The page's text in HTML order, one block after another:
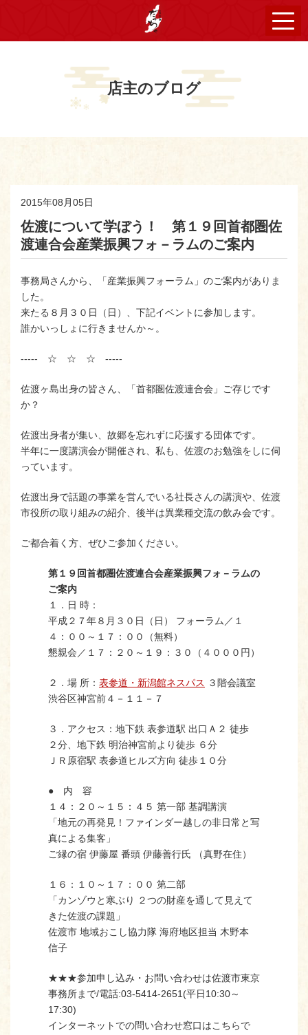
店主のブログ
2015年08月05日
佐渡について学ぼう！ 第１９回首都圏佐
渡連合会産業振興フォ－ラムのご案内
事務局さんから、「産業振興フォーラム」のご案内がありま
した。
来たる８月３０日（日）、下記イベントに参加します。
誰かいっしょに行きませんか～。
----- ☆ ☆ ☆ -----
佐渡ヶ島出身の皆さん、「首都圏佐渡連合会」ご存じです
か？
佐渡出身者が集い、故郷を忘れずに応援する団体です。
半年に一度講演会が開催され、私も、佐渡のお勉強をしに伺
っています。
佐渡出身で話題の事業を営んでいる社長さんの講演や、佐渡
市役所の取り組みの紹介、後半は異業種交流の飲み会です。
ご都合着く方、ぜひご参加ください。
第１９回首都圏佐渡連合会産業振興フォ－ラムの
ご案内
１．日 時：
平成２７年８月３０日（日） フォーラム／１
４：００～１７：００（無料）
懇親会／１７：２０～１９：３０（４０００円）
２．場 所： 表参道・新潟館ネスパス ３階会議室
渋谷区神宮前４－１１－７
３．アクセス：地下鉄 表参道駅 出口Ａ２ 徒歩
２分、地下鉄 明治神宮前より徒歩 ６分
ＪＲ原宿駅 表参道ヒルズ方向 徒歩１０分
● 内 容
１４：２０～１５：４５ 第一部 基調講演
「地元の再発見！ファインダー越しの非日常と写
真による集客」
ご縁の宿 伊藤屋 番頭 伊藤善行氏 （真野在住）
１６：１０～１７：００ 第二部
「カンゾウと寒ぶり ２つの財産を通して見えて
きた佐渡の課題」
佐渡市 地域おこし協力隊 海府地区担当 木野本
信子
★★★参加申し込み・お問い合わせは佐渡市東京
事務所まで/電話:03-5414-2651(平日10:30～
17:30)
インターネットでの問い合わせ窓口はこちらで